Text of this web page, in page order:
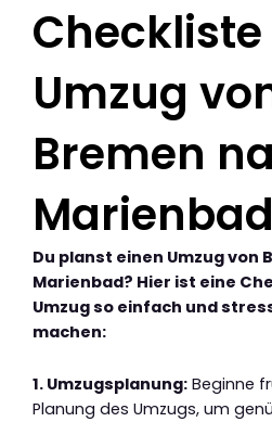
Umzug
Bremen
Marienbad
Du planst einen Umzug von
Marienbad? Hier ist eine
Umzug so einfach und
machen:
1. Umzugsplanung: Beginne
Planung des Umzugs, um